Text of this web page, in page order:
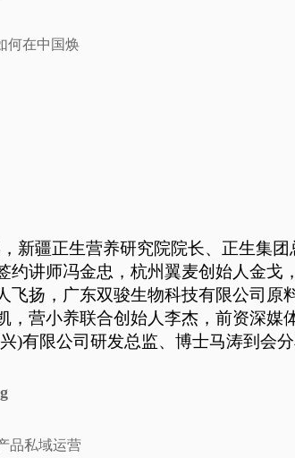
何在中国焕
新疆正生营养研究院院长、正生集团
约讲师冯金忠，杭州翼麦创始人金戈
飞扬，广东双骏生物科技有限公司原
，营小养联合创始人李杰，前资深媒
)有限公司研发总监、博士马涛到会
品私域运营